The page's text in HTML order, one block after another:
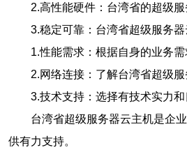
2.高性能硬件：台湾省的超级
3.稳定可靠：台湾省超级服务
1.性能需求：根据自身的业务
2.网络连接：了解台湾省超级
3.技术支持：选择有技术实力
台湾省超级服务器云主机是企
供有力支持。